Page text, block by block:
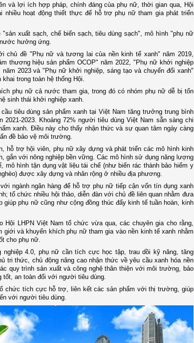
và lợi ích hợp pháp, chính đáng của phụ nữ, thời gian qua, Hội
nhiều hoạt động thiết thực để hỗ trợ phụ nữ tham gia phát triển
xuất sạch, chế biến sạch, tiêu dùng sạch", mô hình "phụ nữ
hưởng ứng.
chủ đề "Phụ nữ và tương lai của nền kinh tế xanh" năm 2019,
thương hiệu sản phẩm OCOP" năm 2022, "Phụ nữ khởi nghiệp
năm 2023 và "Phụ nữ khởi nghiệp, sáng tạo và chuyển đổi xanh"
trong toàn hệ thống Hội.
phụ nữ cả nước tham gia, trong đó có nhóm phụ nữ dễ bị tổn
sinh thái khởi nghiệp xanh.
tiêu dùng sản phẩm xanh tại Việt Nam tăng trưởng trung bình
2021-2023. Khoảng 72% người tiêu dùng Việt Nam sẵn sàng chi
xanh. Điều này cho thấy nhận thức và sự quan tâm ngày càng
đề bảo vệ môi trường.
hỗ trợ hội viên, phụ nữ xây dựng và phát triển các mô hình kinh
gắn với nông nghiệp bền vững. Các mô hình sử dụng năng lượng
mô hình tận dụng vật liệu tái chế (như biến rác thành bảo hiểm y
được xây dựng và nhân rộng ở nhiều địa phương.
ngành ngân hàng để hỗ trợ phụ nữ tiếp cận vốn tín dụng xanh
tổ chức nhiều hội thảo, diễn đàn với chủ đề liên quan nhằm đưa
giúp phụ nữ cũng như cộng đồng thúc đẩy kinh tế tuần hoàn, kinh
Hội LHPN Việt Nam tổ chức vừa qua, các chuyên gia cho rằng,
giới và khuyến khích phụ nữ tham gia vào nền kinh tế xanh nhằm
cho phụ nữ.
nghiệp 4.0, phụ nữ cần tích cực học tập, trau dồi kỹ năng, tăng
tri thức, chủ động nâng cao nhận thức về yêu cầu xanh hóa nền
quy trình sản xuất và công nghệ thân thiện với môi trường, bảo
an toàn đối với người tiêu dùng.
chức tích cực hỗ trợ, liên kết các sản phẩm với thị trường, giúp
với người tiêu dùng.